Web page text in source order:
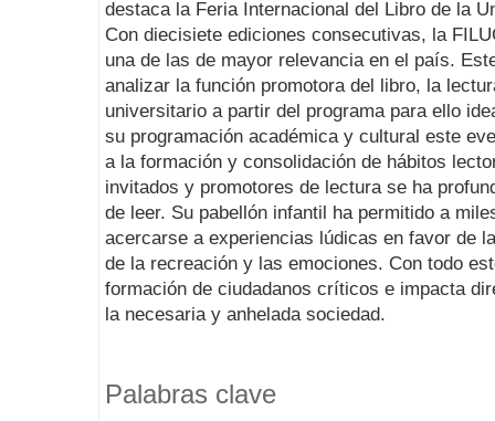
destaca la Feria Internacional del Libro de la
Con diecisiete ediciones consecutivas, la
una de las de mayor relevancia en el país.
analizar la función promotora del libro, la
universitario a partir del programa para ello
su programación académica y cultural este
a la formación y consolidación de hábitos
invitados y promotores de lectura se ha
de leer. Su pabellón infantil ha permitido a
acercarse a experiencias lúdicas en favor de
de la recreación y las emociones. Con todo
formación de ciudadanos críticos e impacta
la necesaria y anhelada sociedad.
Palabras clave